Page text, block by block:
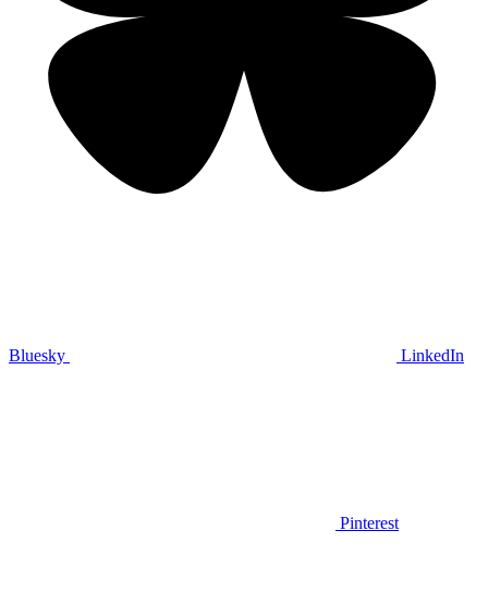
Bluesky LinkedIn
Pinterest